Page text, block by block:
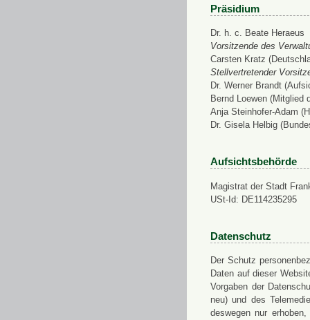
Präsidium
Dr. h. c. Beate Heraeus
Vorsitzende des
Carsten Kratz
Stellvertretender
Dr. Werner Brandt
Bernd Loewen (Mitglied
Anja Steinhofer-Adam
Dr. Gisela Helbig
Aufsichtsbehörde
Magistrat der Stadt
USt-Id: DE114235295
Datenschutz
Der Schutz
Daten auf dieser
Vorgaben der
neu) und des
deswegen nur